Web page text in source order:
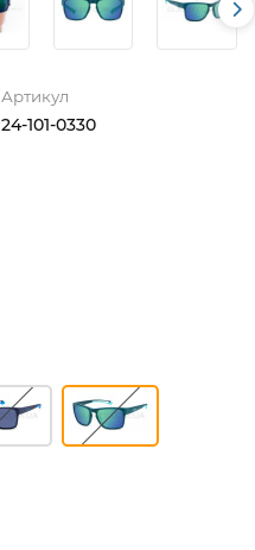
Артикул
24-101-0330